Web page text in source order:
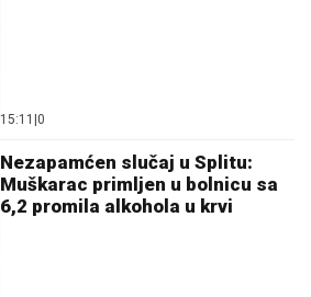
15:11 |0
Nezapamćen slučaj u Splitu:
Muškarac primljen u bolnicu sa
6,2 promila alkohola u krvi